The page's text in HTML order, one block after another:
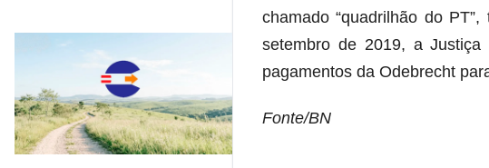
chamado “quadrilhão do
setembro de 2019, a Justiça
pagamentos da Odebrecht
Fonte/BN